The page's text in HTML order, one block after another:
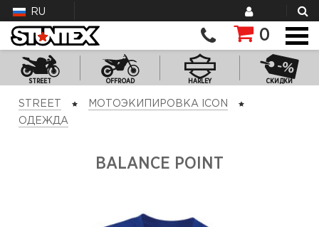
RU
0
STREET OFFROAD HARLEY СКИДКИ
STREET
МОТОЭКИПИРОВКА ICON
ОДЕЖДА
BALANCE POINT